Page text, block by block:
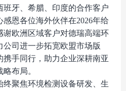
牙、希腊、印度的合作客户
感恩各位海外伙伴在2026年给
谢欧洲区域客户对德瑞高端环
司进一步拓宽欧盟市场版
携手同行，助力企业深耕南亚
布局。
终聚焦环境检测设备研发、生